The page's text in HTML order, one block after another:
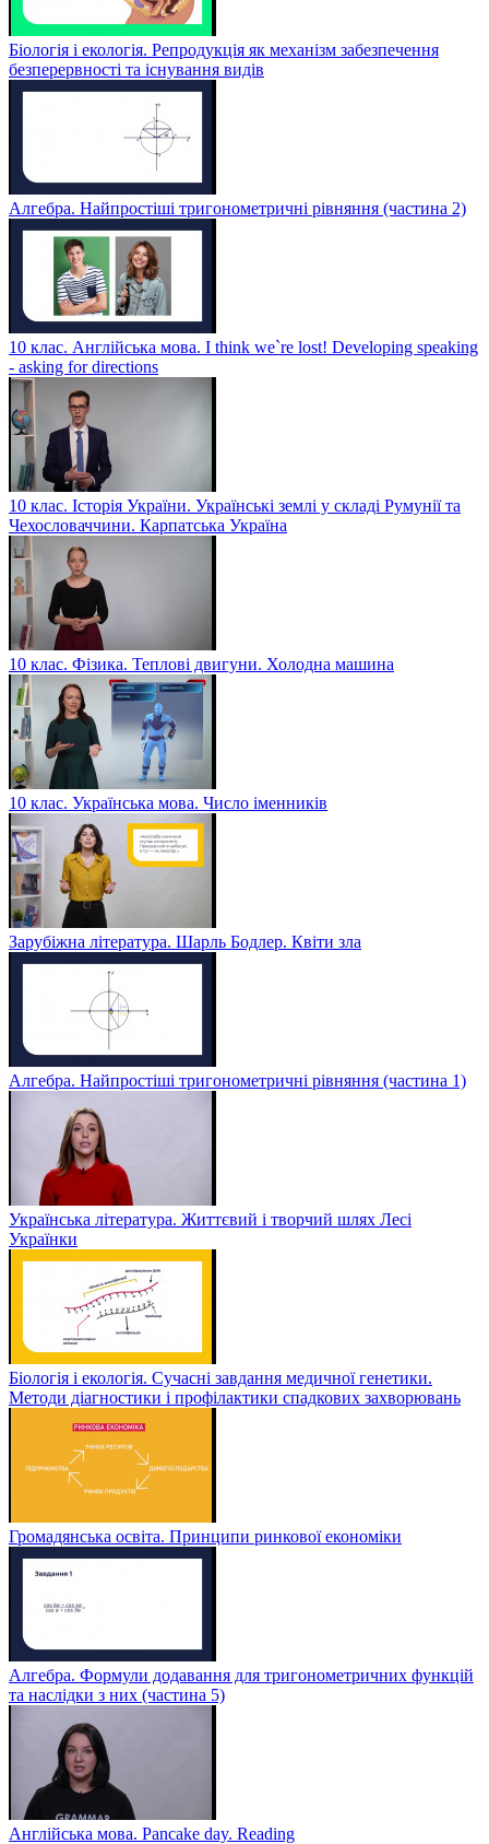
Біологія і екологія. Репродукція як механізм забезпечення
безперервності та існування видів
Алгебра. Найпростіші тригонометричні рівняння (частина 2)
10 клас. Англійська мова. I think we`re lost! Developing speaking
- asking for directions
10 клас. Історія України. Українські землі у складі Румунії та
Чехословаччини. Карпатська Україна
10 клас. Фізика. Теплові двигуни. Холодна машина
10 клас. Українська мова. Число іменників
Зарубіжна література. Шарль Бодлер. Квіти зла
Алгебра. Найпростіші тригонометричні рівняння (частина 1)
Українська література. Життєвий і творчий шлях Лесі
Українки
Біологія і екологія. Сучасні завдання медичної генетики.
Методи діагностики і профілактики спадкових захворювань
Громадянська освіта. Принципи ринкової економіки
Алгебра. Формули додавання для тригонометричних функцій
та наслідки з них (частина 5)
Англійська мова. Pancake day. Reading